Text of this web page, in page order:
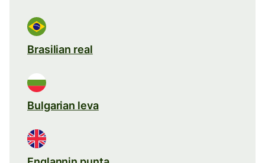
Brasilian real
Bulgarian leva